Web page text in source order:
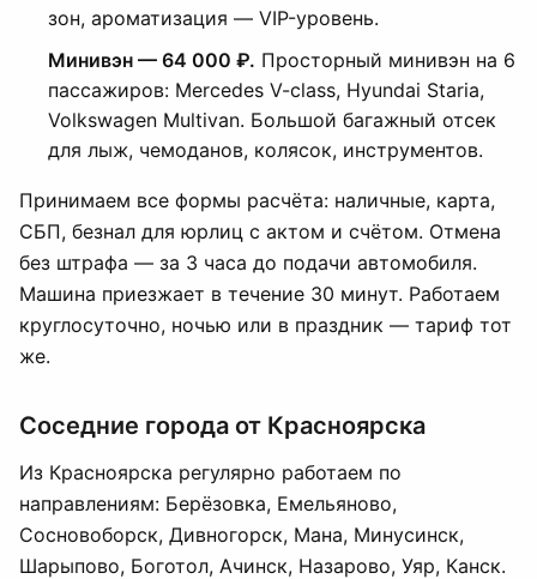
зон, ароматизация — VIP-уровень.
Минивэн — 64 000 ₽. Просторный минивэн на 6
пассажиров: Mercedes V-class, Hyundai Staria,
Volkswagen Multivan. Большой багажный отсек
для лыж, чемоданов, колясок, инструментов.
Принимаем все формы расчёта: наличные, карта,
СБП, безнал для юрлиц с актом и счётом. Отмена
без штрафа — за 3 часа до подачи автомобиля.
Машина приезжает в течение 30 минут. Работаем
круглосуточно, ночью или в праздник — тариф тот
же.
Соседние города от Красноярска
Из Красноярска регулярно работаем по
направлениям: Берёзовка, Емельяново,
Сосновоборск, Дивногорск, Мана, Минусинск,
Шарыпово, Боготол, Ачинск, Назарово, Уяр, Канск.